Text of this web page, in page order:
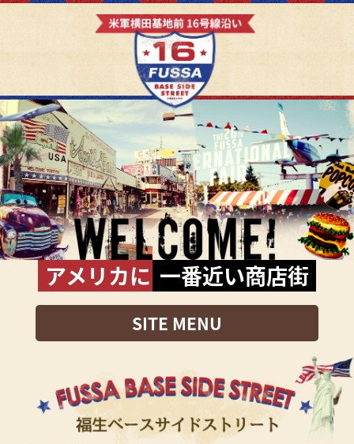
アメリカに 一番近い商店街
SITE MENU